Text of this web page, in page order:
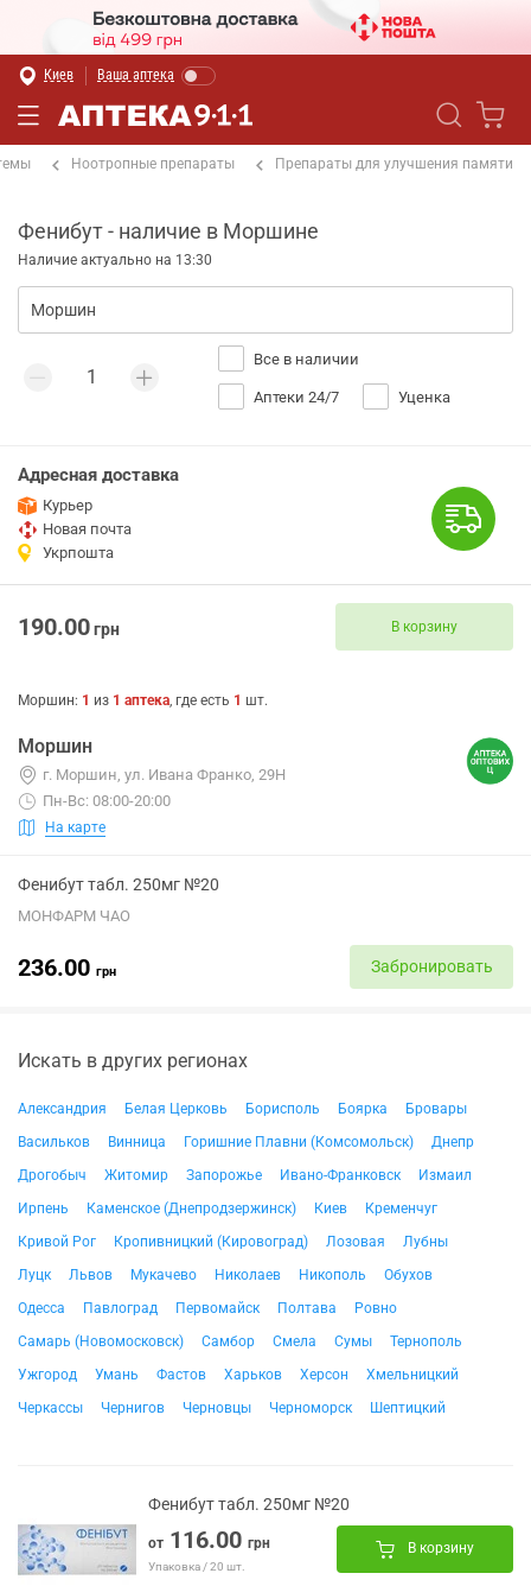
Киев Ваша аптека
Ноотропные препараты Препараты для улучшения памяти
Фенибут - наличие в Моршине
Наличие актуально на 13:30
Все в наличии
Аптеки 24/7 Уценка
Адресная доставка
Курьер
Новая почта
Укрпошта
190.00грн В корзину
Моршин: 1 из 1 аптека, где есть 1 шт.
Моршин
г. Моршин, ул. Ивана Франко, 29Н
Пн-Вс: 08:00-20:00
На карте
Фенибут табл. 250мг №20
МОНФАРМ ЧАО
236.00 грн Забронировать
Искать в других регионах
Александрия Белая Церковь Борисполь Боярка
Бровары
Васильков
Винница Горишние Плавни (Комсомольск)
Днепр
Дрогобыч
Житомир Запорожье Ивано-Франковск
Измаил
Ирпень
Каменское (Днепродзержинск) Киев
Кременчуг
Кривой Рог
Кропивницкий (Кировоград) Лозовая
Лубны
Луцк
Львов Мукачево Николаев Никополь
Обухов
Одесса
Павлоград Первомайск Полтава
Ровно
Самарь (Новомосковск)
Самбор Смела Сумы
Тернополь
Ужгород
Умань Фастов Харьков Херсон
Хмельницкий
Черкассы
Чернигов Черновцы Черноморск Шептицкий
Фенибут табл. 250мг №20
от 116.00 грн
Упаковка / 20 шт.
В корзину